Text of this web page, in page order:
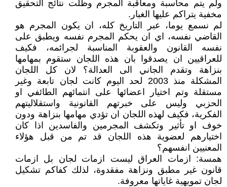
ولم يتم محاسبة ومعاقبة المجرم وظلت نتائج التحقيق
مخفية يتراكم عليها الغبار.
لم نسمع يوما، عبر التاريخ كله، ان يكون المجرم هو
القاضي نفسه، اي ان يحكم المجرم نفسه ويطبق على
نفسه القانون والعقوبة المناسبة لجرائمه، فكيف
للعراقيين ان يصدقوا بان هذه اللجان ستقوم بمهامها
بنزاهة وتقدم الجاني الى العدالة؟ لان كل اللجان
المشكلة منذ 2003 لحد اليوم كانت لجان تابعة وغير
مستقلة وتم اختيار اعضائها على انتمائهم الطائفي او
الحزبي وليس على خبرتهم القانونية واستقلاليتهم
الفكرية، فكيف لهذه اللجان ان تؤدي مهامها بنزاهة ودون
خوف او تأثير وتكشف المجرمين والفاسدين اذا كان
اختيارهم لعضوية هذه اللجان قد تم من قبل هؤلاء
المعنيين انفسهم؟
همسة: ازمات العراق ليست ازمات لجان بل ازمات
قانون غير مطبق ونزاهة مفقدوة، لذلك كفاكم تشكيل
لجان تمويهية غاياتها معروفة.